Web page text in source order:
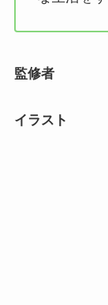
監修者
イラスト